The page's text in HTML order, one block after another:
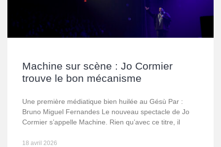
Machine sur scène : Jo Cormier
trouve le bon mécanisme
Une première médiatique bien huilée au Gésù Par :
Bruno Miguel Fernandes Le nouveau spectacle de Jo
Cormier s’appelle Machine. Rien qu’avec ce titre, il
18 avril 2026